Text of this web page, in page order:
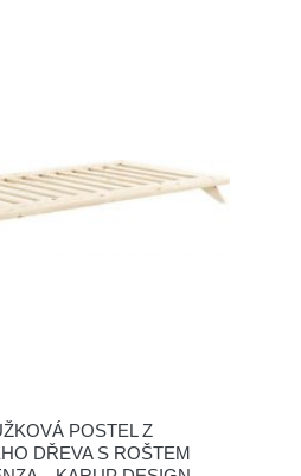
POSTEL Z
DŘEVA S ROŠTEM